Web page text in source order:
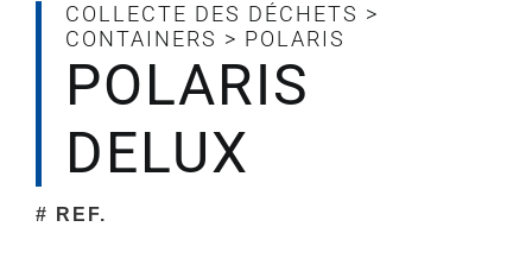
Documentations
Société
COLLECTE DES DÉCHETS >
CONTAINERS > POLARIS
POLARIS
DELUX
# REF.